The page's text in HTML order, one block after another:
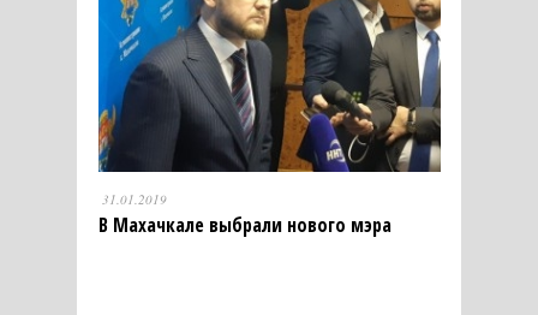
31.01.2019
В Махачкале выбрали нового мэра